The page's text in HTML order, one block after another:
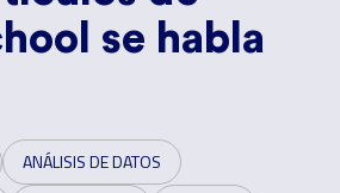
se habla
ANÁLISIS DE DATOS